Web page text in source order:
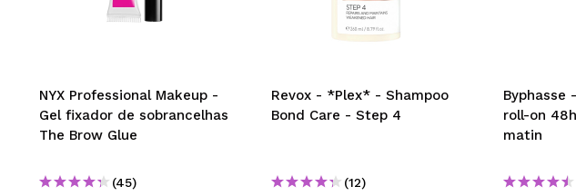
NYX Professional Makeup -
Gel fixador de sobrancelhas
The Brow Glue
(45)
Revox - *Plex* - Shampoo
Bond Care - Step 4
(12)
Byphasse
roll-on
matin